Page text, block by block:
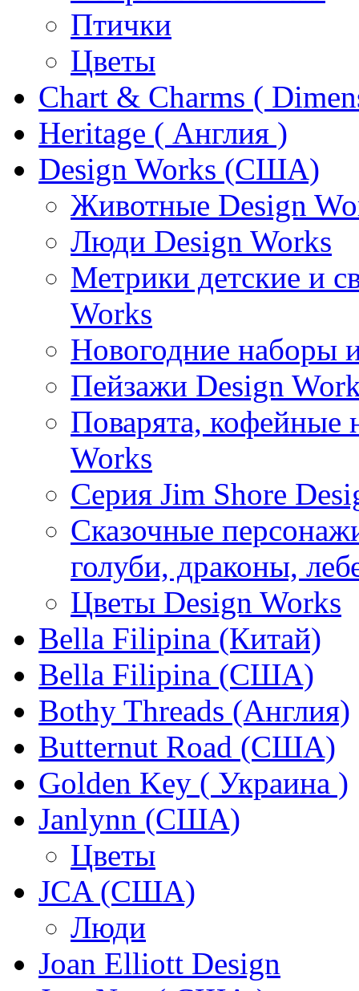
Птички
Цветы
Chart & Charms (
Heritage ( Англия )
Design Works (США)
Животные Design
Люди Design Works
Метрики детские и
Works
Новогодние наборы
Пейзажи Design
Поварята, кофейные
Works
Серия Jim Shore
Сказочные
голуби, драконы,
Цветы Design Works
Bella Filipina (Китай)
Bella Filipina (США)
Bothy Threads (Англия)
Butternut Road (США)
Golden Key ( Украина )
Janlynn (США)
Цветы
JCA (США)
Люди
Joan Elliott Design